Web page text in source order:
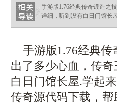
手游版1.76经典传奇锻造之
详细，听到没有白日门馆长
手游版1.76经典传
出了多少心血，传
白日门馆长屋.学起
传奇源代码下载，